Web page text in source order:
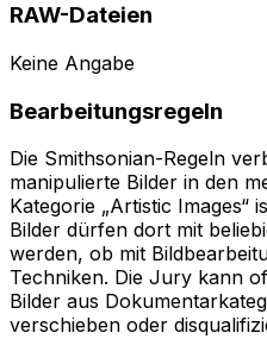
RAW-Dateien
Keine Angabe
Bearbeitungsregeln
Die Smithsonian-Regeln
manipulierte Bilder in den
Kategorie „Artistic Images“
Bilder dürfen dort mit
werden, ob mit
Techniken. Die Jury kann
Bilder aus
verschieben oder